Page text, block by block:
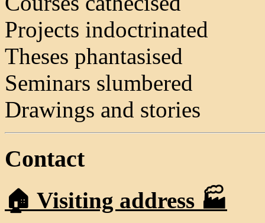
Projects indoctrinated
Theses phantasised
Seminars slumbered
Drawings and stories
Contact
🏠 Visiting address 🏭